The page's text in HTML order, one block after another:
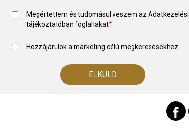
Megértettem és tudomásul veszem az Adatkezelési
tájékoztatóban foglaltakat*
Hozzájárulok a marketing célú megkeresésekhez